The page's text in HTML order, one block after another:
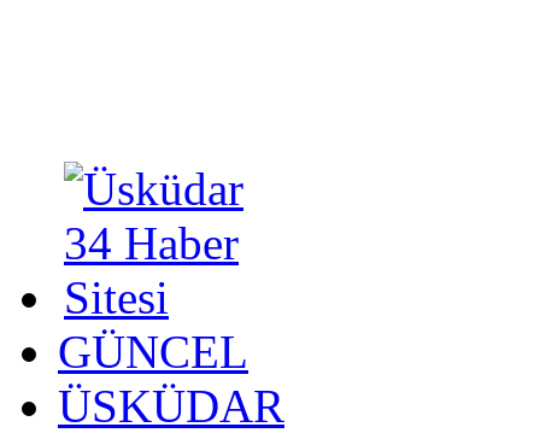
GÜNCEL
ÜSKÜDAR